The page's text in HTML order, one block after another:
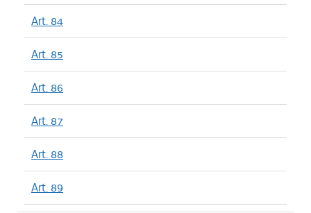
Art. 84
Art. 85
Art. 86
Art. 87
Art. 88
Art. 89